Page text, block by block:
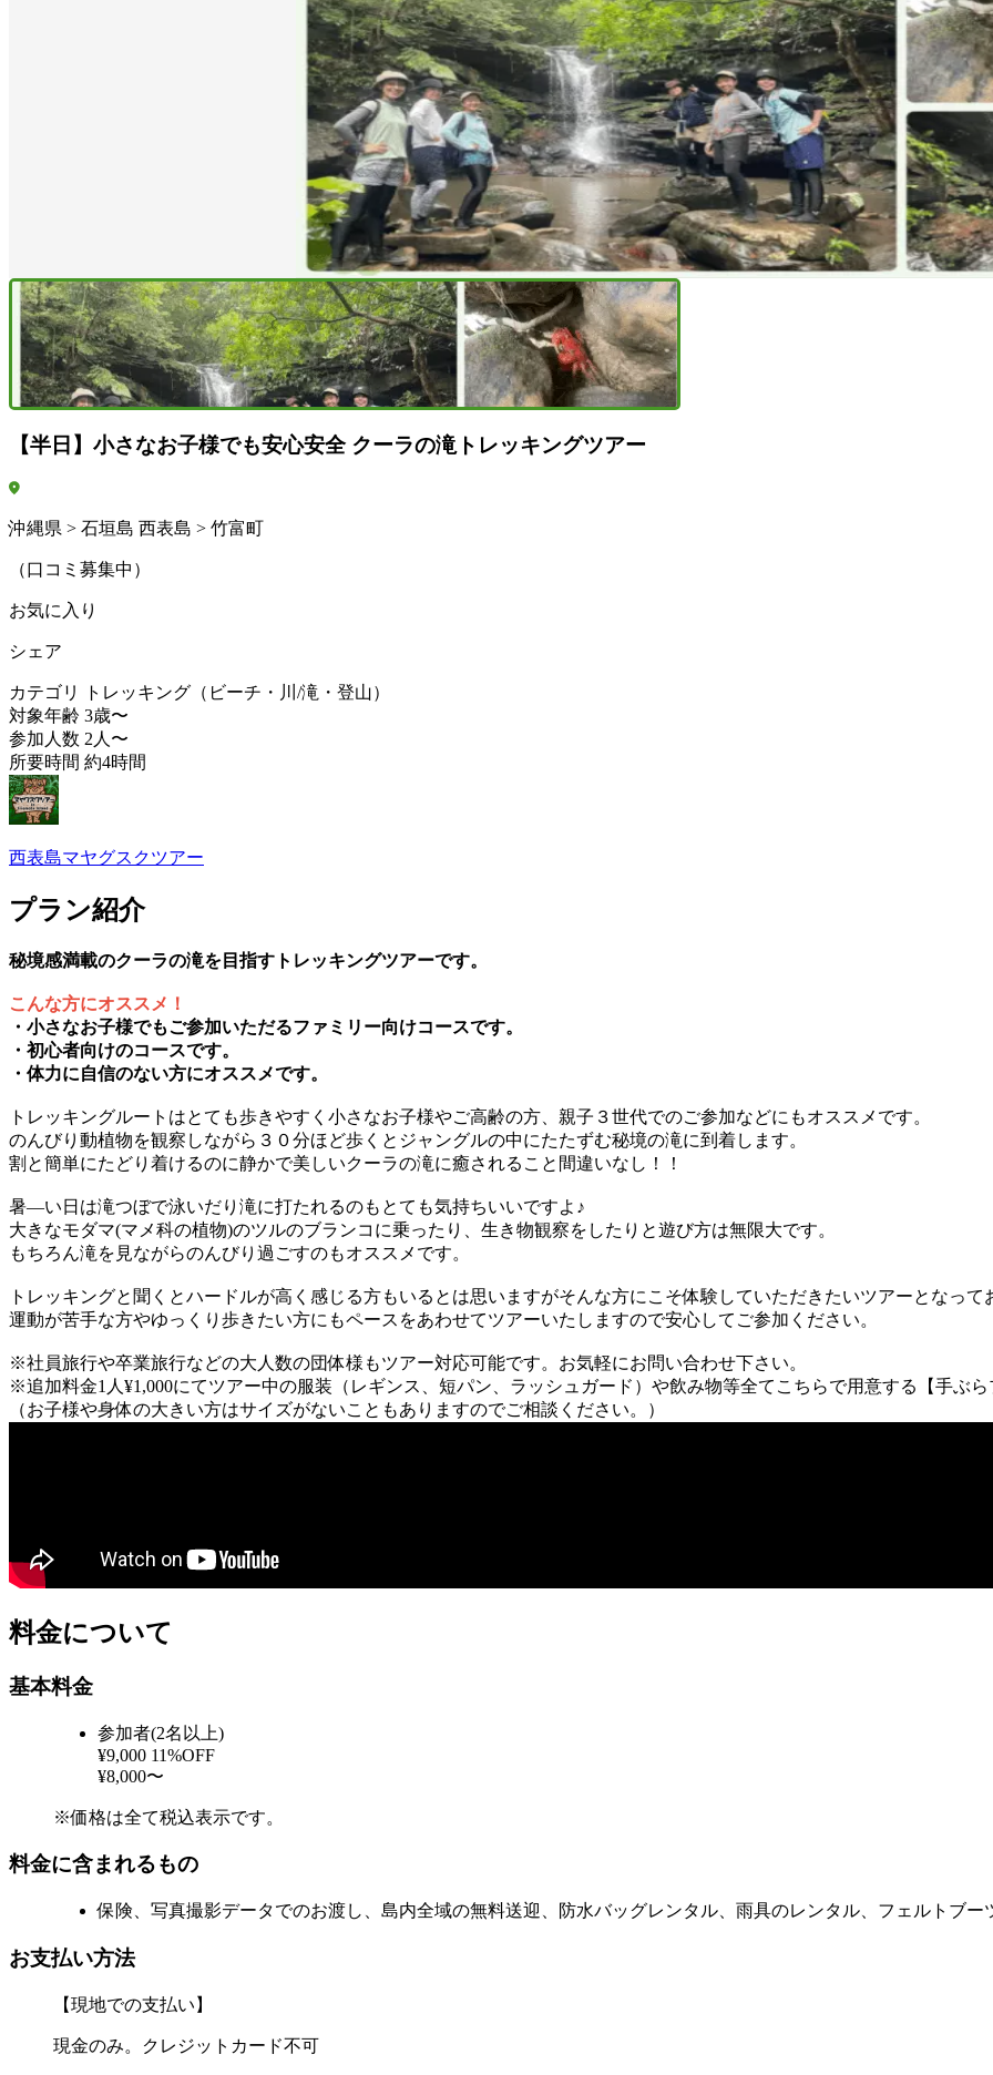
【半日】小さなお子様でも安心安全 クーラの滝トレッキングツアー
沖縄県 > 石垣島 西表島 > 竹富町
（口コミ募集中）
お気に入り
シェア
カテゴリ
トレッキング（ビーチ・川/滝・登山）
対象年齢 3歳〜
参加人数 2人〜
所要時間 約4時間
西表島マヤグスクツアー
プラン紹介
秘境感満載のクーラの滝を目指すトレッキングツアーです。
こんな方にオススメ！
・小さなお子様でもご参加いただるファミリー向けコースです。
・初心者向けのコースです。
・体力に自信のない方にオススメです。
トレッキングルートはとても歩きやすく小さなお子様やご高齢の方、親子３世代でのご参加などにもオススメです。
のんびり動植物を観察しながら３０分ほど歩くとジャングルの中にたたずむ秘境の滝に到着します。
割と簡単にたどり着けるのに静かで美しいクーラの滝に癒されること間違いなし！！
暑―い日は滝つぼで泳いだり滝に打たれるのもとても気持ちいいですよ♪
大きなモダマ(マメ科の植物)のツルのブランコに乗ったり、生き物観察をしたりと遊び方は無限大です。
もちろん滝を見ながらのんびり過ごすのもオススメです。
トレッキングと聞くとハードルが高く感じる方もいるとは思いますがそんな方にこそ体験していただきたいツアーとなって
運動が苦手な方やゆっくり歩きたい方にもペースをあわせてツアーいたしますので安心してご参加ください。
※社員旅行や卒業旅行などの大人数の団体様もツアー対応可能です。お気軽にお問い合わせ下さい。
※追加料金1人¥1,000にてツアー中の服装（レギンス、短パン、ラッシュガード）や飲み物等全てこちらで用意する【手ぶら
（お子様や身体の大きい方はサイズがないこともありますのでご相談ください。）
料金について
基本料金
参加者(2名以上)
¥9,000 11%OFF
¥8,000〜
※価格は全て税込表示です。
料金に含まれるもの
保険、写真撮影データでのお渡し、島内全域の無料送迎、防水バッグレンタル、雨具のレンタル、フェルトブー
お支払い方法
【現地での支払い】
現金のみ。クレジットカード不可